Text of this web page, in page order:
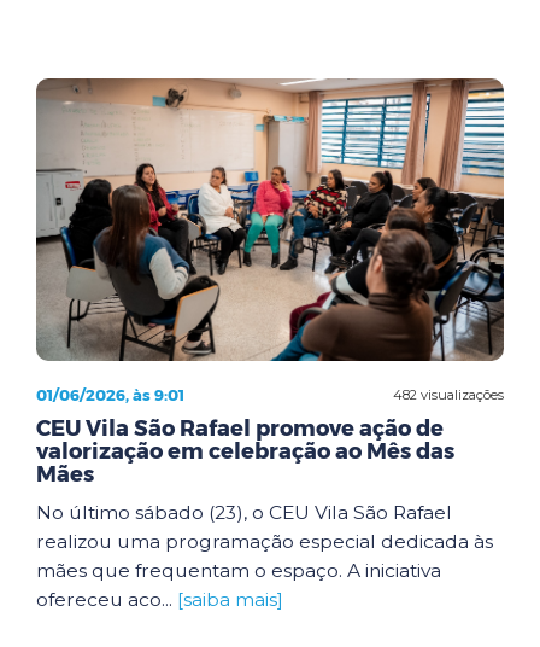
482 visualizações
01/06/2026, às 9:01
CEU Vila São Rafael promove ação de
valorização em celebração ao Mês das
Mães
No último sábado (23), o CEU Vila São Rafael
realizou uma programação especial dedicada às
mães que frequentam o espaço. A iniciativa
ofereceu aco... [saiba mais]